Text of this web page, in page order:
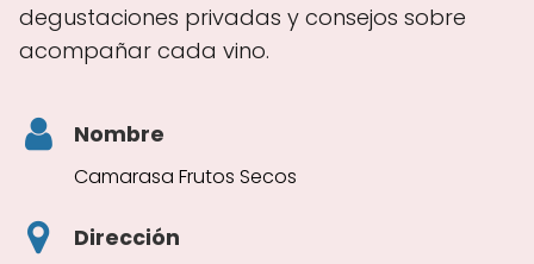
degustaciones privadas y consejos sobre
acompañar cada vino.
Nombre
Camarasa Frutos Secos
Dirección